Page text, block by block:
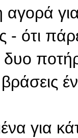
αγορά
- ότι
για